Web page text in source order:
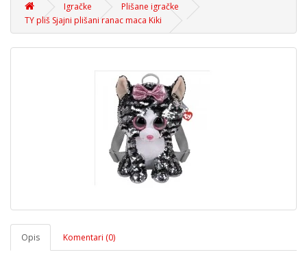
Igračke
Plišane igračke
TY pliš Sjajni plišani ranac maca Kiki
Opis Komentari (0)